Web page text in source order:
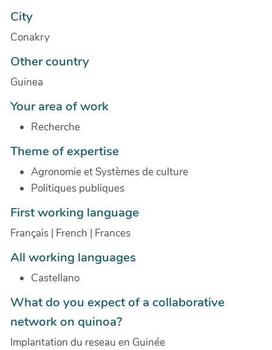
City
Conakry
Other country
Guinea
Your area of work
Recherche
Theme of expertise
Agronomie et Systèmes de culture
Politiques publiques
First working language
Français | French | Frances
All working languages
Castellano
What do you expect of a collaborative
network on quinoa?
Implantation du reseau en Guinée